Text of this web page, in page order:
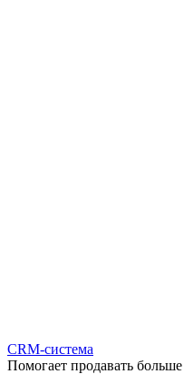
CRM-система
Помогает продавать больше